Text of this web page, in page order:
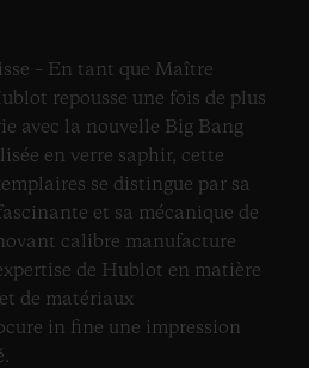
– En tant que Maître
repousse une fois de plus
avec la nouvelle Big Bang
en verre saphir, cette
se distingue par sa
et sa mécanique de
calibre manufacture
de Hublot en matière
de matériaux
in fine une impression